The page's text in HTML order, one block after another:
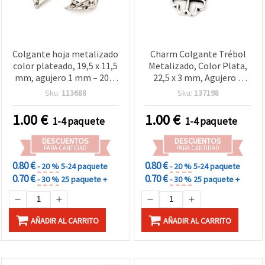
Colgante hoja metalizado
color plateado, 19,5 x 11,5
mm, agujero 1 mm – 20 g
(~50 uds) para bisutería y
Sku: 113688
1.00€ 1-4 paquete
DESCUENTOS
PARA CANTIDAD
0.80 €- 20 %5-24 paquete
0.70 €- 30 % 25 paquete +
AÑADIR AL CARRITO
Charm Colgante Trébol
Metalizado, Color Plata,
22,5 x 3 mm, Agujero 2
mm - 20 g (≈48 uds.)
Sku: 137198
1.00€ 1-4 paquete
DESCUENTOS
PARA CANTIDAD
0.80 €- 20 %5-24 paquete
0.70 €- 30 % 25 paquete +
AÑADIR AL CARRITO